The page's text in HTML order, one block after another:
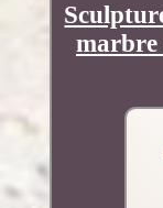
marbre